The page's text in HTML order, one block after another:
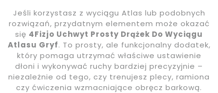
Jeśli korzystasz z wyciągu Atlas lub podobnych
rozwiązań, przydatnym elementem może okazać
się 4Fizjo Uchwyt Prosty Drążek Do Wyciągu
Atlasu Gryf. To prosty, ale funkcjonalny dodatek,
który pomaga utrzymać właściwe ustawienie
dłoni i wykonywać ruchy bardziej precyzyjnie –
niezależnie od tego, czy trenujesz plecy, ramiona
czy ćwiczenia wzmacniające obręcz barkową.